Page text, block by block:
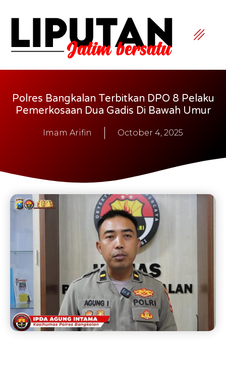
Polres Bangkalan Terbitkan DPO 8 Pelaku
Pemerkosaan Dua Gadis Di Bawah Umur
Imam Arifin October 4, 2025